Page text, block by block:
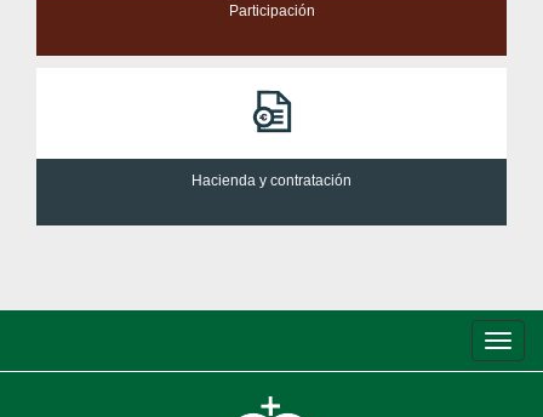
Participación
Hacienda y contratación
de